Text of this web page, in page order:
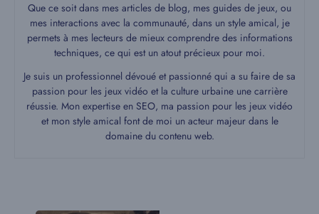
Que ce soit dans mes articles de blog, mes guides de jeux, ou
mes interactions avec la communauté, dans un style amical, je
permets à mes lecteurs de mieux comprendre des informations
techniques, ce qui est un atout précieux pour moi.
Je suis un professionnel dévoué et passionné qui a su faire de sa
passion pour les jeux vidéo et la culture urbaine une carrière
réussie. Mon expertise en SEO, ma passion pour les jeux vidéo
et mon style amical font de moi un acteur majeur dans le
domaine du contenu web.